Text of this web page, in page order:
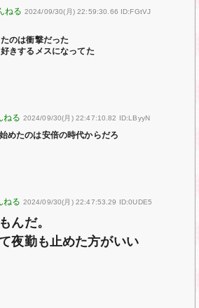
2024/09/30(月) 22:59:30.66 ID:FGtVJ
のは衝撃だった
きするメスになってた
2024/09/30(月) 22:47:10.82 ID:LByyN
めたのは安倍の時代からだろ
2024/09/30(月) 22:47:53.29 ID:0UDE5
んだ。
夜勤も止めた方がいい